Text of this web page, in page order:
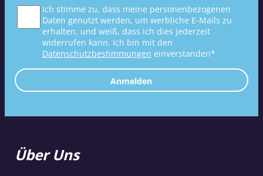
Ich stimme zu, dass meine personenbezogenen
Daten genutzt werden, um werbliche E-Mails zu
erhalten, und weiß, dass ich dies jederzeit
widerrufen kann. Ich bin mit den
Datenschutzbestimmungen einverstanden*
Anmelden
Über Uns